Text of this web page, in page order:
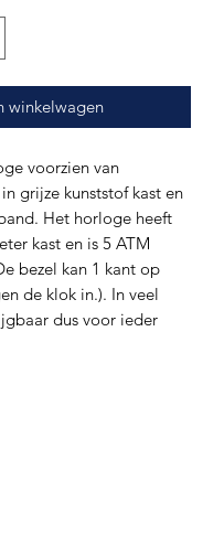
winkelwagen
voorzien van
grijze kunststof kast en
Het horloge heeft
kast en is 5 ATM
bezel kan 1 kant op
de klok in.). In veel
dus voor ieder